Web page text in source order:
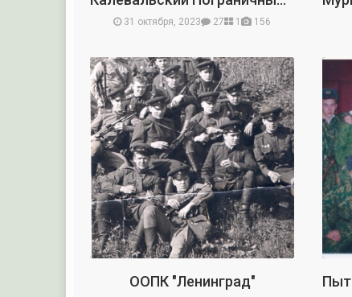
31 октября, 2023 27 1 156
ООПК "Ленинград"